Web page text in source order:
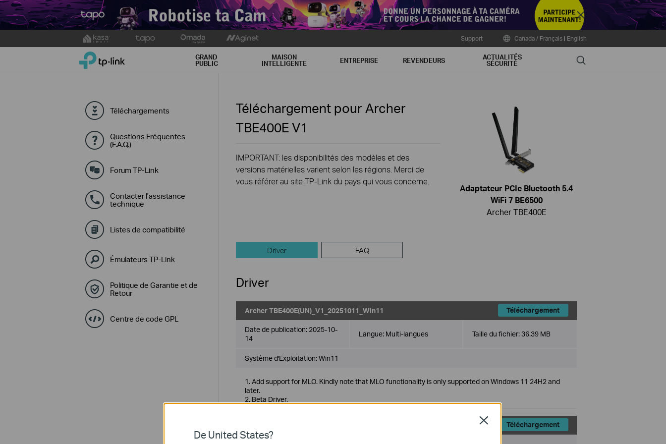
Close
to
Support Canada / Français | English
TP-Link, Reliably Smart GRAND
PUBLIC
MAISON
INTELLIGENTE ENTREPRISE REVENDEURS ACTUALITÉS
SÉCURITÉ Search
Téléchargements
Questions Fréquentes
(F.A.Q.)
Forum TP-Link
Contacter l'assistance
technique
Listes de compatibilité
Émulateurs TP-Link
Politique de Garantie et de
Retour
Centre de code GPL
Téléchargement pour Archer
TBE400E V1
IMPORTANT: les disponibilités des modèles et des
versions matérielles varient selon les régions. Merci de
vous référer au site TP-Link du pays qui vous concerne.
Adaptateur PCIe Bluetooth 5.4
WiFi 7 BE6500
Archer TBE400E
Driver FAQ
Driver
Archer TBE400E(UN)_V1_20251011_Win11 Téléchargement
Date de publication: 2025-10-
14
Langue: Multi-langues Taille du fichier:36.39 MB
Système d'Exploitation: Win11
1. Add support for MLO. Kindly note that MLO functionality is only supported on Windows 11 24H2 and
later.
2. Beta Driver.
Téléchargement
De United States?
Close